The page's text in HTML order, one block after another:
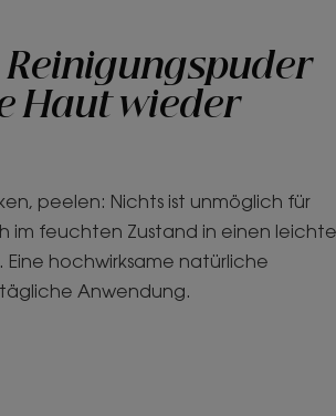
Reinigungspuder
Haut wieder
peelen: Nichts ist unmöglich für
im feuchten Zustand in einen
hochwirksame natürliche
Anwendung.